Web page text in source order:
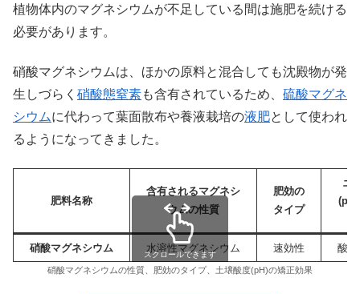
植物体内のマグネシウムが不足している間は施肥を続ける
必要があります。
硝酸マグネシウムは、ほかの原料と混合しても沈殿物が発
生しづらく 硝酸態窒素も含有されているため、 硫酸マグネ
シウムに代わって葉面散布や養液栽培の液肥として使われ
るようになってきました。
肥料名称
含有されるマグネシ
ウムの性質
肥効の
タイプ
土
硝酸マグネシウム 水溶性マグネシウム 速効性 酸
スクロールできます
硝酸マグネシウムの性質、肥効のタイプ、土壌酸度(pH)の矯正効果